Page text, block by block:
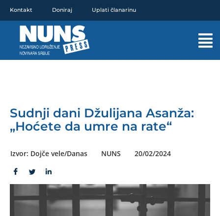
sadržaj
Kontakt Doniraj Uplati članarinu
Sudnji dani Džulijana Asanža:
„Hoćete da umre na rate“
Izvor: Dojče vele/Danas NUNS 20/02/2024